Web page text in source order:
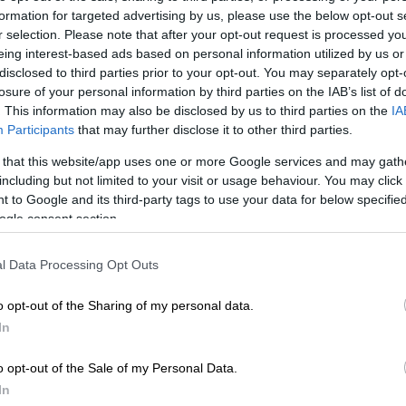
for targeted advertising by us, please use the below opt-out
selection. Please note that after your opt-out request is processed
interest-based ads based on personal information utilized by us
to third parties prior to your opt-out. You may separately
of your personal information by third parties on the IAB’s list of
This information may also be disclosed by us to third parties on the
Participants that may further disclose it to other third parties.
that this website/app uses one or more Google services and may
but not limited to your visit or usage behaviour. You may
to Google and its third-party tags to use your data for below
consent section.
Data Processing Opt Outs
opt-out of the Sharing of my personal data.
opt-out of the Sale of my Personal Data.
τουρκική προκλητικότητα.
στηΛιθουανίακαι στηνΕσθονία
με τις χώρες της Βαλτικής και
οι προκλήσεις στη διεθνή σκηνή.
της ΔημοκρατίαςΚατερίνας
το Βίλνιους τον Ιούνιο, ενώ το
ηΛιθουανή πρωθυπουργός.
στην ανάγκη να ληφθούν τολμηρές
μήνες δεν θα είναι εύκολοι. Ένα
απάντηση έχει επισημάνει ο
να έχει καταθέσει δέσμη προτάσεων
εδώ πως η Λιθουανίατάχθηκε υπέρ
της επιβολής πλαφόν στην τιμή του